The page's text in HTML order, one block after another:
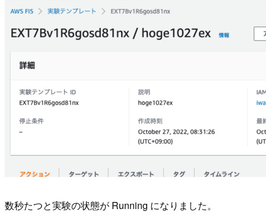
数秒たつと実験の状態が Running になりました。